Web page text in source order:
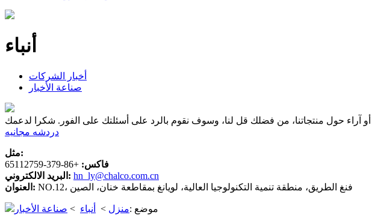
أنباء
أخبار الشركات
صناعة الأخبار
دردشه مجانيه
مثل:
فاكس: +86-379-65112759
البريد الالكتروني: hn_ly@chalco.com.cn
العنوان:
NO.12، فنغ الطريق، منطقة تنمية التكنولوجيا العالية، لويانغ بمقاطعة خنان، الصين
موضع :منزل > أنباء > صناعة الأخبار